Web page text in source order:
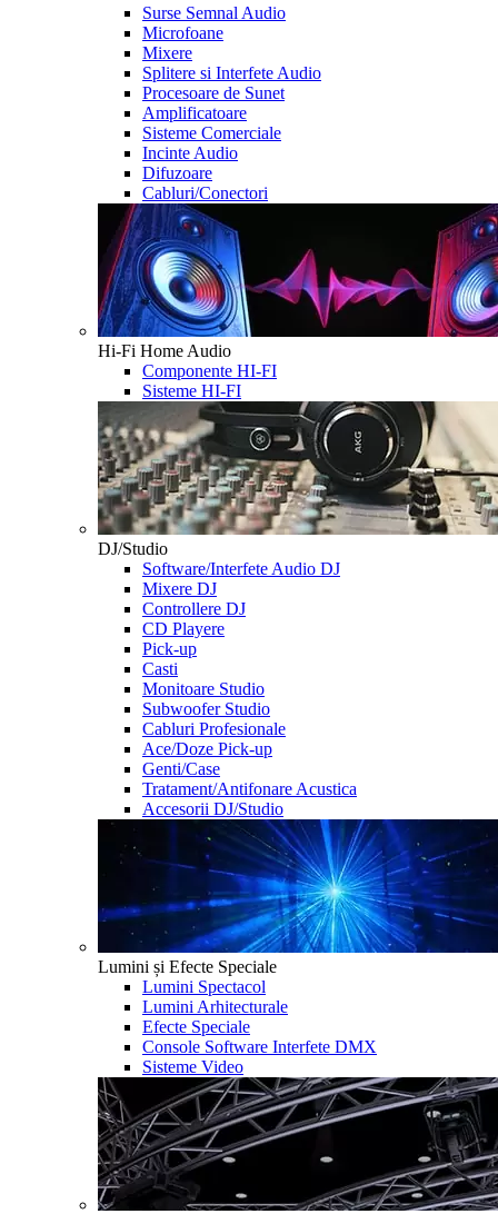
Surse Semnal Audio
Microfoane
Mixere
Splitere si Interfete Audio
Procesoare de Sunet
Amplificatoare
Sisteme Comerciale
Incinte Audio
Difuzoare
Cabluri/Conectori
Hi-Fi Home Audio
Componente HI-FI
Sisteme HI-FI
DJ/Studio
Software/Interfete Audio DJ
Mixere DJ
Controllere DJ
CD Playere
Pick-up
Casti
Monitoare Studio
Subwoofer Studio
Cabluri Profesionale
Ace/Doze Pick-up
Genti/Case
Tratament/Antifonare Acustica
Accesorii DJ/Studio
Lumini și Efecte Speciale
Lumini Spectacol
Lumini Arhitecturale
Efecte Speciale
Console Software Interfete DMX
Sisteme Video